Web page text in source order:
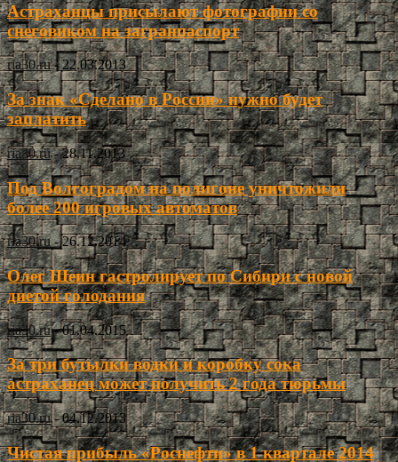
Астраханцы присылают фотографии со
снеговиком на загранпаспорт
ria30.ru - 22.03.2013
За знак «Сделано в России» нужно будет
заплатить
ria30.ru - 28.11.2013
Под Волгоградом на полигоне уничтожили
более 200 игровых автоматов
ria30.ru - 26.12.2014
Олег Шеин гастролирует по Сибири с новой
диетой голодания
ria30.ru - 01.04.2015
За три бутылки водки и коробку сока
астраханец может получить 2 года тюрьмы
ria30.ru - 04.12.2013
Чистая прибыль «Роснефти» в 1 квартале 2014